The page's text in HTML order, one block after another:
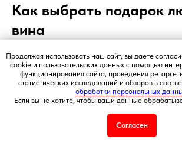
Продолжая использовать наш сайт, вы даете
cookie и пользовательских данных с помощью
функционирования сайта, проведения
статистических исследований и обзоров в
обработки персональных
Если вы не хотите, чтобы ваши данные
Согласен
Как выбрать подарок
вина
Ориентируйтесь на стиль
Важно понимать:
любит ли человек классические
предпочитает ли легкие вкусы
ИП Воропаев Андрей Николаевич
ОГРНИП 317774600272762
Подбор корзин по составу
политика конфиденциальности
согласие на обработку персональных данных
публичная оферта